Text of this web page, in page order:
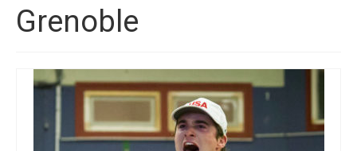
Edition 2025
Historique
Palmarès
Photos
Grenoble